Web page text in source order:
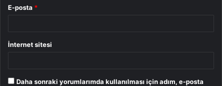
E-posta *
İnternet sitesi
Daha sonraki yorumlarımda kullanılması için adım, e-posta